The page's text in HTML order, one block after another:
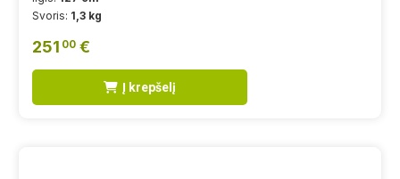
Svoris: 1,3 kg
251 00 €
Į krepšelį